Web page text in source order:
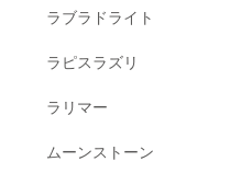
ラブラドライト
ラピスラズリ
ラリマー
ムーンストーン